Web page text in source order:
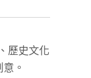
歷史文化
。